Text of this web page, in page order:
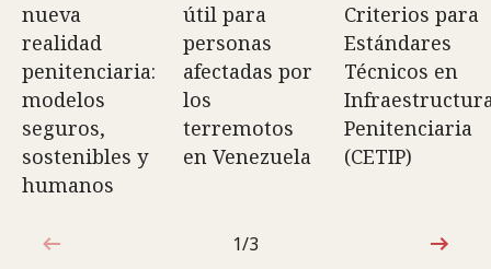
nueva
realidad
penitenciaria:
modelos
seguros,
sostenibles y
humanos
útil para
personas
afectadas por
los
terremotos
en Venezuela
Criterios para
Estándares
Técnicos en
Penitenciaria
(CETIP)
1de3
1/3